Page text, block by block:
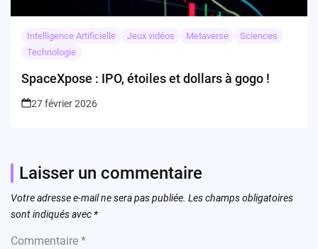
Intelligence Artificielle Jeux vidéos Metaverse
Sciences
Technologie
SpaceXpose : IPO, étoiles et dollars à gogo !
27 février 2026
Laisser un commentaire
Votre adresse e-mail ne sera pas publiée. Les champs obligatoires
sont indiqués avec *
Commentaire *